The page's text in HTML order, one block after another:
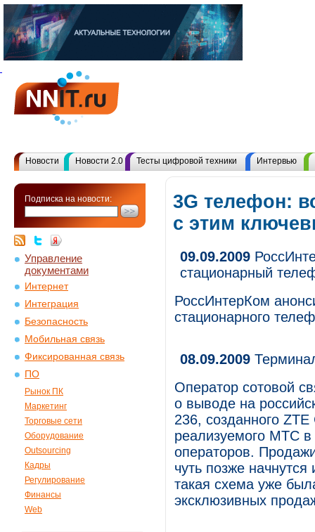
Новости Новости 2.0 Тесты цифровой техники Интервью
Подписка на новости:
Управление
документами
Интернет
Интеграция
Безопасность
Мобильная связь
Фиксированная связь
ПО
Рынок ПК
Маркетинг
Торговые сети
Оборудование
Outsourcing
Кадры
Регулирование
Финансы
Web
3G телефон:
с этим
09.09.2009
стационарный
РоссИнтерКом
стационарного
08.09.2009
Оператор сотовой
о выводе на
236, созданного
реализуемого МТС в
операторов.
чуть позже
такая схема уже
эксклюзивных